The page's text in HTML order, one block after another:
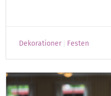
Dekorationer Festen